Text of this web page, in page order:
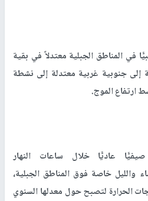
في المناطق الجبلية معتدلاً في بقية
إلى جنوبية غربية معتدلة إلى نشطة
ارتفاع الموج.
عاديًّا خلال ساعات النهار
والليل خاصة فوق المناطق الجبلية،
الحرارة لتصبح حول معدلها السنوي